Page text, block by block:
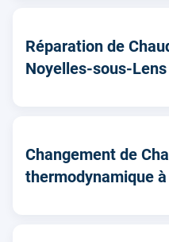
Réparation de
Noyelles-sous-Lens
Changement de
thermodynamique